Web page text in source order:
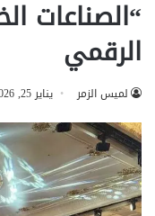
“الصناعات
الرقمي
لميس الزمر يناير 25, 2026